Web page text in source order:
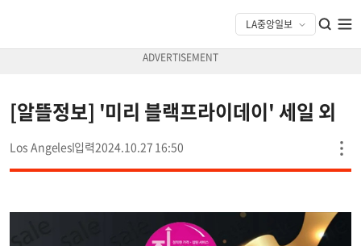
[알뜰정보] '미리 블랙프라이데이' 세일 외
Los Angeles 2024.10.27 16:50